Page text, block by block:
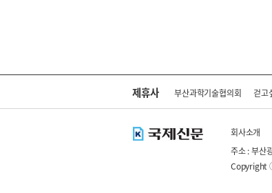
제휴사 부산과학기술협의회 걷고
회사소개
주소 : 부산
Copyright